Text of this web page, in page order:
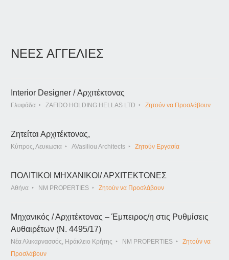
ΝΕΕΣ ΑΓΓΕΛΙΕΣ
Interior Designer / Αρχιτέκτονας
Γλυφάδα ZAFIDO HOLDING HELLAS LTD Ζητούν να Προσλάβουν
Ζητείται Αρχιτέκτονας,
Κύπρος, Λευκωσια AVasiliou Architects Ζητούν Εργασία
ΠΟΛΙΤΙΚΟΙ ΜΗΧΑΝΙΚΟΙ/ ΑΡΧΙΤΕΚΤΟΝΕΣ
Αθήνα NM PROPERTIES Ζητούν να Προσλάβουν
Μηχανικός / Αρχιτέκτονας – Έμπειρος/η στις Ρυθμίσεις
Αυθαιρέτων (Ν. 4495/17)
Νέα Αλικαρνασσός, Ηράκλειο Κρήτης NM PROPERTIES
Ζητούν να
Προσλάβουν